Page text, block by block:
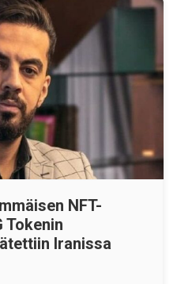
NFT-
Tokenin
Iranissa